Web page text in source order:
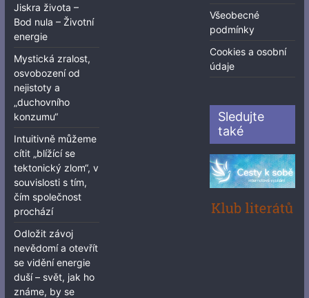
Jiskra života –
Bod nula – Životní
energie
Mystická zralost,
osvobození od
nejistoty a
„duchovního
konzumu“
Intuitivně můžeme
cítit „blížící se
tektonický zlom“, v
souvislosti s tím,
čím společnost
prochází
Odložit závoj
nevědomí a otevřít
se vidění energie
duší – svět, jak ho
známe, by se
Všeobecné
podmínky
Cookies a osobní
údaje
Sledujte
také